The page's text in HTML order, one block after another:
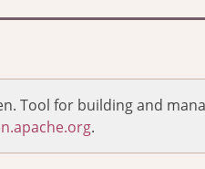
Tool for building and
.